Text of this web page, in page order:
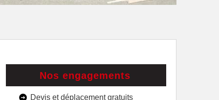
Nos engagements
Devis et déplacement gratuits